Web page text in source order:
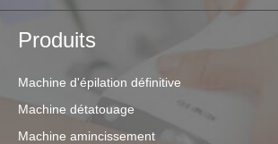
Produits
Machine d'épilation définitive
Machine détatouage
Machine amincissement